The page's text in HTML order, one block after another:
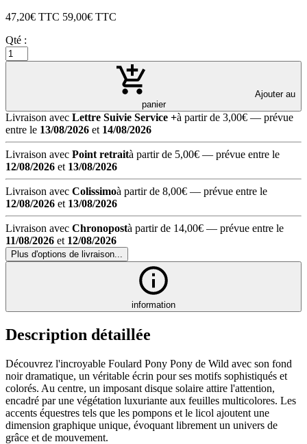
47,20€ TTC 59,00€ TTC
Qté :
Ajouter au
panier
Livraison avec Lettre Suivie Service +à partir de 3,00€ — prévue
entre le 13/08/2026 et 14/08/2026
Livraison avec Point retraità partir de 5,00€ — prévue entre le
12/08/2026 et 13/08/2026
Livraison avec Colissimoà partir de 8,00€ — prévue entre le
12/08/2026 et 13/08/2026
Livraison avec Chronopostà partir de 14,00€ — prévue entre le
11/08/2026 et 12/08/2026
Plus d'options de livraison...
information
Description détaillée
Découvrez l'incroyable Foulard Pony Pony de Wild avec son fond
noir dramatique, un véritable écrin pour ses motifs sophistiqués et
colorés. Au centre, un imposant disque solaire attire l'attention,
encadré par une végétation luxuriante aux feuilles multicolores. Les
accents équestres tels que les pompons et le licol ajoutent une
dimension graphique unique, évoquant librement un univers de
grâce et de mouvement.